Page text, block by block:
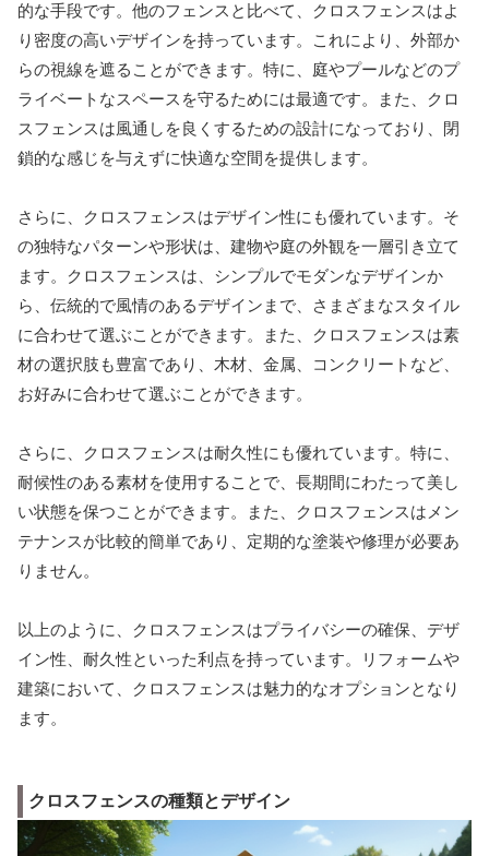
的な手段です。他のフェンスと比べて、クロスフェンスはよ
り密度の高いデザインを持っています。これにより、外部か
らの視線を遮ることができます。特に、庭やプールなどのプ
ライベートなスペースを守るためには最適です。また、クロ
スフェンスは風通しを良くするための設計になっており、閉
鎖的な感じを与えずに快適な空間を提供します。
さらに、クロスフェンスはデザイン性にも優れています。そ
の独特なパターンや形状は、建物や庭の外観を一層引き立て
ます。クロスフェンスは、シンプルでモダンなデザインか
ら、伝統的で風情のあるデザインまで、さまざまなスタイル
に合わせて選ぶことができます。また、クロスフェンスは素
材の選択肢も豊富であり、木材、金属、コンクリートなど、
お好みに合わせて選ぶことができます。
さらに、クロスフェンスは耐久性にも優れています。特に、
耐候性のある素材を使用することで、長期間にわたって美し
い状態を保つことができます。また、クロスフェンスはメン
テナンスが比較的簡単であり、定期的な塗装や修理が必要あ
りません。
以上のように、クロスフェンスはプライバシーの確保、デザ
イン性、耐久性といった利点を持っています。リフォームや
建築において、クロスフェンスは魅力的なオプションとなり
ます。
クロスフェンスの種類とデザイン